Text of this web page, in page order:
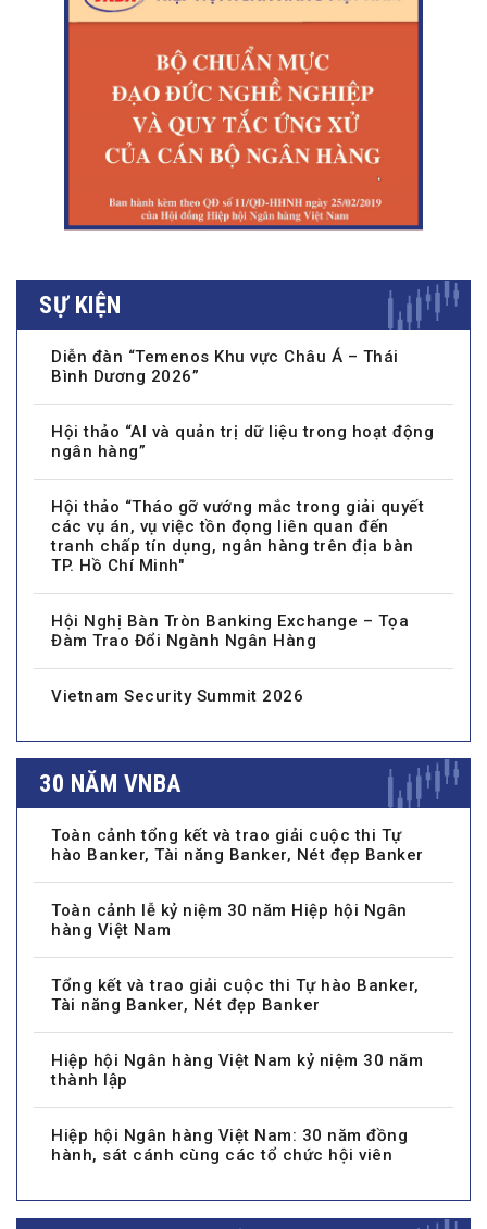
SỰ KIỆN
Diễn đàn “Temenos Khu vực Châu Á – Thái
Bình Dương 2026”
Hội thảo “AI và quản trị dữ liệu trong hoạt động
ngân hàng”
Hội thảo “Tháo gỡ vướng mắc trong giải quyết
các vụ án, vụ việc tồn đọng liên quan đến
tranh chấp tín dụng, ngân hàng trên địa bàn
TP. Hồ Chí Minh"
Hội Nghị Bàn Tròn Banking Exchange – Tọa
Đàm Trao Đổi Ngành Ngân Hàng
Vietnam Security Summit 2026
30 NĂM VNBA
Toàn cảnh tổng kết và trao giải cuộc thi Tự
hào Banker, Tài năng Banker, Nét đẹp Banker
Toàn cảnh lễ kỷ niệm 30 năm Hiệp hội Ngân
hàng Việt Nam
Tổng kết và trao giải cuộc thi Tự hào Banker,
Tài năng Banker, Nét đẹp Banker
Hiệp hội Ngân hàng Việt Nam kỷ niệm 30 năm
thành lập
Hiệp hội Ngân hàng Việt Nam: 30 năm đồng
hành, sát cánh cùng các tổ chức hội viên